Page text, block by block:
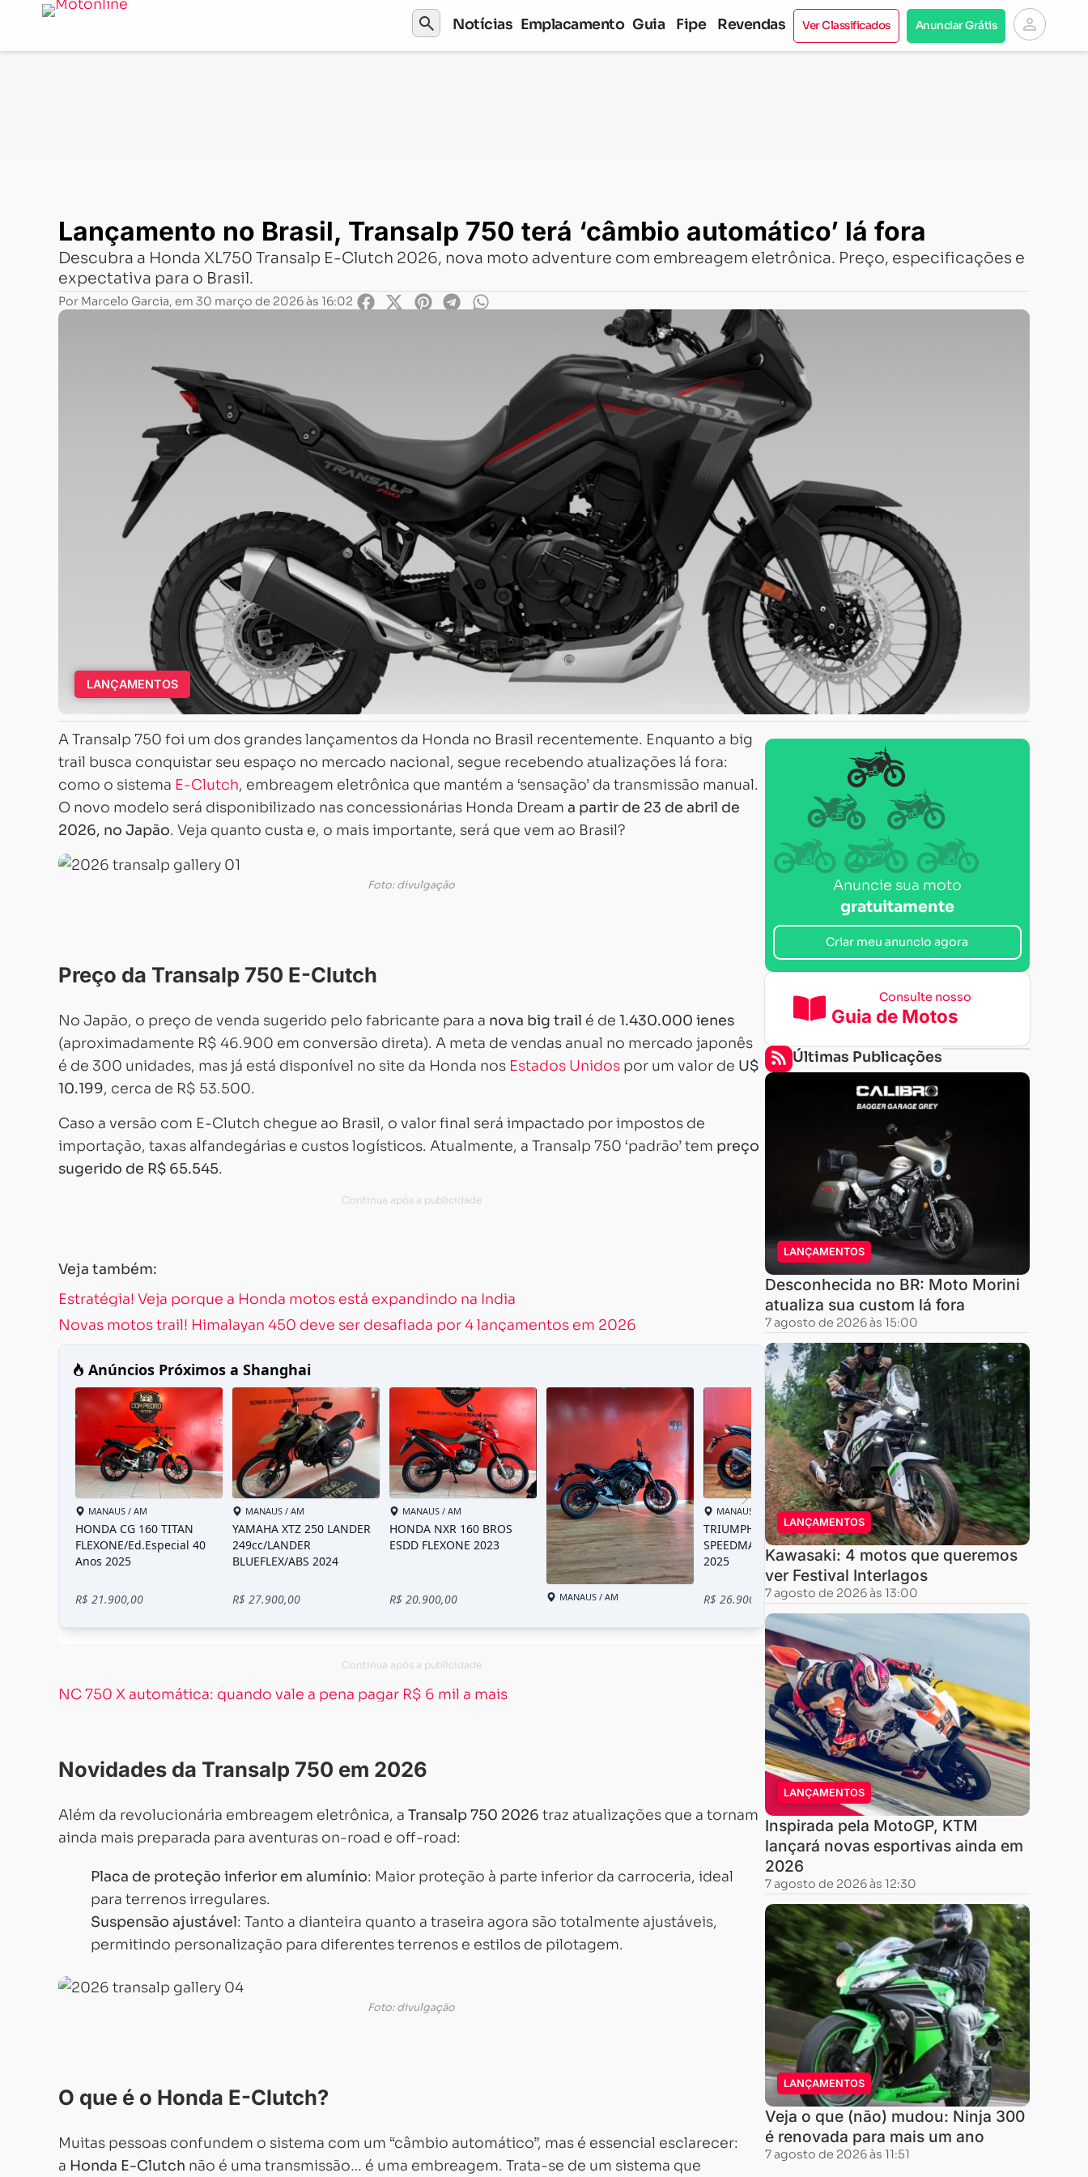
search Notícias Emplacamento Guia Fipe Revendas Ver Classificados Anunciar Grátis person
Lançamento no Brasil, Transalp 750 terá ‘câmbio automático’ lá fora
Lançamento no Brasil, Transalp 750 terá ‘câmbio automático’ lá fora
Descubra a Honda XL750 Transalp E-Clutch 2026, nova moto adventure com embreagem eletrônica. Preço, especificações e
expectativa para o Brasil.
Por Marcelo Garcia, em 30 março de 2026 às 16:02
LANÇAMENTOS
A Transalp 750 foi um dos grandes lançamentos da Honda no Brasil recentemente. Enquanto a big
trail busca conquistar seu espaço no mercado nacional, segue recebendo atualizações lá fora:
como o sistema E-Clutch, embreagem eletrônica que mantém a ‘sensação’ da transmissão manual.
O novo modelo será disponibilizado nas concessionárias Honda Dream a partir de 23 de abril de
2026, no Japão. Veja quanto custa e, o mais importante, será que vem ao Brasil?
Foto: divulgação
Preço da Transalp 750 E-Clutch
No Japão, o preço de venda sugerido pelo fabricante para a nova big trail é de 1.430.000 ienes
(aproximadamente R$ 46.900 em conversão direta). A meta de vendas anual no mercado japonês
é de 300 unidades, mas já está disponível no site da Honda nos Estados Unidos por um valor de U$
10.199, cerca de R$ 53.500.
Caso a versão com E-Clutch chegue ao Brasil, o valor final será impactado por impostos de
importação, taxas alfandegárias e custos logísticos. Atualmente, a Transalp 750 ‘padrão’ tem preço
sugerido de R$ 65.545.
Veja também:
Estratégia! Veja porque a Honda motos está expandindo na Índia
Novas motos trail! Himalayan 450 deve ser desafiada por 4 lançamentos em 2026
NC 750 X automática: quando vale a pena pagar R$ 6 mil a mais
Novidades da Transalp 750 em 2026
Além da revolucionária embreagem eletrônica, a Transalp 750 2026 traz atualizações que a tornam
ainda mais preparada para aventuras on-road e off-road:
Placa de proteção inferior em alumínio: Maior proteção à parte inferior da carroceria, ideal
para terrenos irregulares.
Suspensão ajustável: Tanto a dianteira quanto a traseira agora são totalmente ajustáveis,
permitindo personalização para diferentes terrenos e estilos de pilotagem.
Foto: divulgação
O que é o Honda E-Clutch?
Muitas pessoas confundem o sistema com um “câmbio automático”, mas é essencial esclarecer:
a Honda E-Clutch não é uma transmissão… é uma embreagem. Trata-se de um sistema que
Anuncie sua moto
gratuitamente
Criar meu anuncio agora
Consulte nosso
Guia de Motos
Últimas Publicações
LANÇAMENTOS
Desconhecida no BR: Moto Morini
atualiza sua custom lá fora
7 agosto de 2026 às 15:00
LANÇAMENTOS
Kawasaki: 4 motos que queremos
ver Festival Interlagos
7 agosto de 2026 às 13:00
LANÇAMENTOS
Inspirada pela MotoGP, KTM
lançará novas esportivas ainda em
2026
7 agosto de 2026 às 12:30
LANÇAMENTOS
Veja o que (não) mudou: Ninja 300
é renovada para mais um ano
7 agosto de 2026 às 11:51
Carregando...
Carregando...